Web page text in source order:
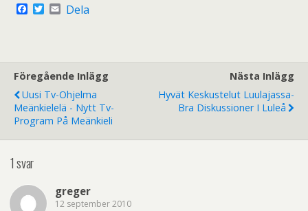
o
T
r
Dela
Föregående Inlägg
Uusi Tv-Ohjelma
Meänkielelä - Nytt Tv-
Program På Meänkieli
Nästa Inlägg
Hyvät Keskustelut Luulajassa-
Bra Diskussioner I Luleå
1 svar
greger
12 september 2010